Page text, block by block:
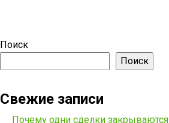
Поиск
Поиск
Свежие записи
Почему одни сделки закрываются